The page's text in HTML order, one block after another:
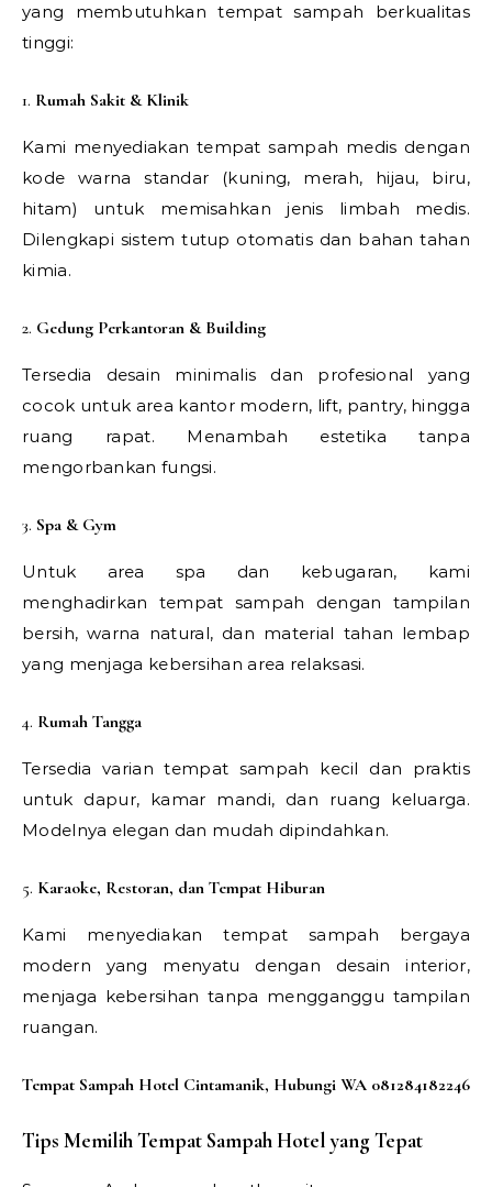
yang membutuhkan tempat sampah berkualitas
tinggi:
1. Rumah Sakit & Klinik
Kami menyediakan tempat sampah medis dengan
kode warna standar (kuning, merah, hijau, biru,
hitam) untuk memisahkan jenis limbah medis.
Dilengkapi sistem tutup otomatis dan bahan tahan
kimia.
2. Gedung Perkantoran & Building
Tersedia desain minimalis dan profesional yang
cocok untuk area kantor modern, lift, pantry, hingga
ruang rapat. Menambah estetika tanpa
mengorbankan fungsi.
3. Spa & Gym
Untuk area spa dan kebugaran, kami
menghadirkan tempat sampah dengan tampilan
bersih, warna natural, dan material tahan lembap
yang menjaga kebersihan area relaksasi.
4. Rumah Tangga
Tersedia varian tempat sampah kecil dan praktis
untuk dapur, kamar mandi, dan ruang keluarga.
Modelnya elegan dan mudah dipindahkan.
5. Karaoke, Restoran, dan Tempat Hiburan
Kami menyediakan tempat sampah bergaya
modern yang menyatu dengan desain interior,
menjaga kebersihan tanpa mengganggu tampilan
ruangan.
Tempat Sampah Hotel Cintamanik, Hubungi WA 081284182246
Tips Memilih Tempat Sampah Hotel yang Tepat